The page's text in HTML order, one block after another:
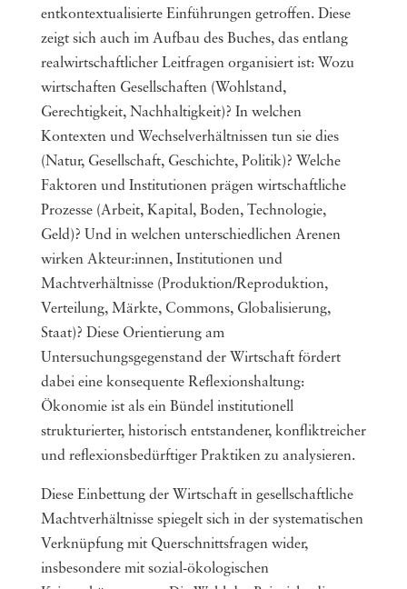
entkontextualisierte Einführungen getroffen. Diese
zeigt sich auch im Aufbau des Buches, das entlang
realwirtschaftlicher Leitfragen organisiert ist: Wozu
wirtschaften Gesellschaften (Wohlstand,
Gerechtigkeit, Nachhaltigkeit)? In welchen
Kontexten und Wechselverhältnissen tun sie dies
(Natur, Gesellschaft, Geschichte, Politik)? Welche
Faktoren und Institutionen prägen wirtschaftliche
Prozesse (Arbeit, Kapital, Boden, Technologie,
Geld)? Und in welchen unterschiedlichen Arenen
wirken Akteur:innen, Institutionen und
Machtverhältnisse (Produktion/Reproduktion,
Verteilung, Märkte, Commons, Globalisierung,
Staat)? Diese Orientierung am
Untersuchungsgegenstand der Wirtschaft fördert
dabei eine konsequente Reflexionshaltung:
Ökonomie ist als ein Bündel institutionell
strukturierter, historisch entstandener, konfliktreicher
und reflexionsbedürftiger Praktiken zu analysieren.
Diese Einbettung der Wirtschaft in gesellschaftliche
Machtverhältnisse spiegelt sich in der systematischen
Verknüpfung mit Querschnittsfragen wider,
insbesondere mit sozial-ökologischen